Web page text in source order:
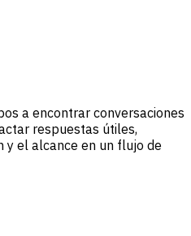
a encontrar conversaciones
respuestas útiles,
y el alcance en un flujo de